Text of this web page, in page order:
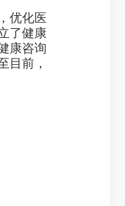
优化医
了健康
康咨询
目前，